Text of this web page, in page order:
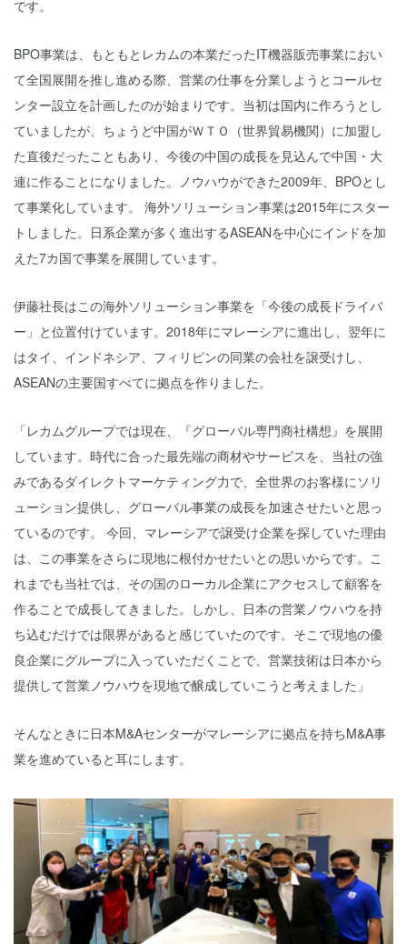
です。
BPO事業は、もともとレカムの本業だったIT機器販売事業におい
て全国展開を推し進める際、営業の仕事を分業しようとコールセ
ンター設立を計画したのが始まりです。当初は国内に作ろうとし
ていましたが、ちょうど中国がＷＴＯ（世界貿易機関）に加盟し
た直後だったこともあり、今後の中国の成長を見込んで中国・大
連に作ることになりました。ノウハウができた2009年、BPOとし
て事業化しています。 海外ソリューション事業は2015年にスター
トしました。日系企業が多く進出するASEANを中心にインドを加
えた7カ国で事業を展開しています。
伊藤社長はこの海外ソリューション事業を「今後の成長ドライバ
ー」と位置付けています。2018年にマレーシアに進出し、翌年に
はタイ、インドネシア、フィリピンの同業の会社を譲受けし、
ASEANの主要国すべてに拠点を作りました。
「レカムグループでは現在、『グローバル専門商社構想』を展開
しています。時代に合った最先端の商材やサービスを、当社の強
みであるダイレクトマーケティング力で、全世界のお客様にソリ
ューション提供し、グローバル事業の成長を加速させたいと思っ
ているのです。 今回、マレーシアで譲受け企業を探していた理由
は、この事業をさらに現地に根付かせたいとの思いからです。こ
れまでも当社では、その国のローカル企業にアクセスして顧客を
作ることで成長してきました。しかし、日本の営業ノウハウを持
ち込むだけでは限界があると感じていたのです。そこで現地の優
良企業にグループに入っていただくことで、営業技術は日本から
提供して営業ノウハウを現地で醸成していこうと考えました」
そんなときに日本M&Aセンターがマレーシアに拠点を持ちM&A事
業を進めていると耳にします。